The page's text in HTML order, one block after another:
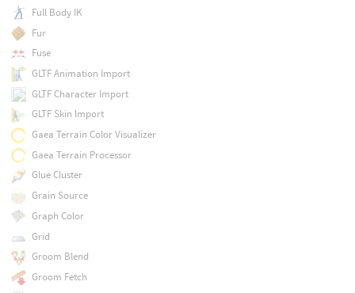
Full Body IK
Fur
Fuse
GLTF Animation Import
GLTF Character Import
GLTF Skin Import
Gaea Terrain Color Visualizer
Gaea Terrain Processor
Glue Cluster
Grain Source
Graph Color
Grid
Groom Blend
Groom Fetch